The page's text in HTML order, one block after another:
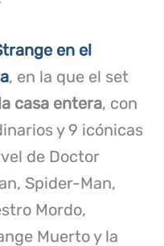
en el
, en la que el set
casa entera, con
y 9 icónicas
de Doctor
Spider-Man,
Mordo,
Muerto y la